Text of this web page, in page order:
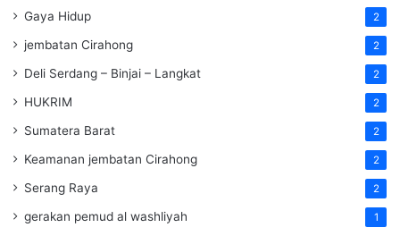
Gaya Hidup 2
jembatan Cirahong 2
Deli Serdang – Binjai – Langkat 2
HUKRIM 2
Sumatera Barat 2
Keamanan jembatan Cirahong 2
Serang Raya 2
gerakan pemud al washliyah 1